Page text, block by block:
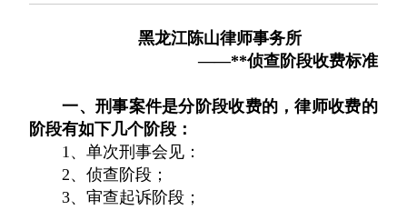
刑事辩护 刑法文书 关注案件
涉油类案件 涉毒类案件
伤害类案件 财产类案件 经济类案件
刑法常识 刑事热点
黑龙江陈山律师事务所
——**侦查阶段收费标准
一、刑事案件是分阶段收费的 ，律师收费的
阶段有如下几个阶段：
1、单次刑事会见：
2、侦查阶段；
3、审查起诉阶段；